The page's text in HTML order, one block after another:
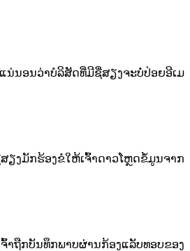
ນ່ນອນ​ວ່າ​ບໍລິສັດ​ທີ່​ມີ​ຊື່​ສຽງ​ຈະ​ບໍ່​ປ່ອຍ​ອີ​ເມ​
ຽງ​ມັກ​ຮ້ອງ​ຂໍ​ໃຫ້​ເຈົ້າ​ດາວ​ໂຫຼດ​ຂໍ້​ມູນ​ຈາກ​
ຖືກ​ບັນ​ທຶກ​ພາບ​ຜ່ານ​ກ້ອງ​ແລັບ​ທອບ​ຂອງ​